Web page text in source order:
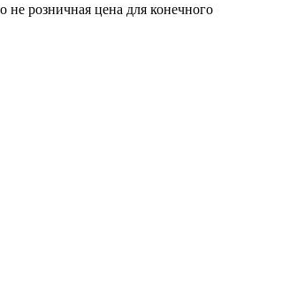
розничная цена для конечного